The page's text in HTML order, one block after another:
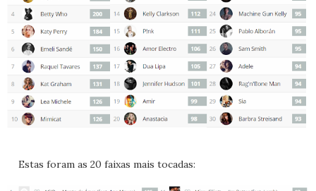
Estas foram as 20 faixas mais tocadas: